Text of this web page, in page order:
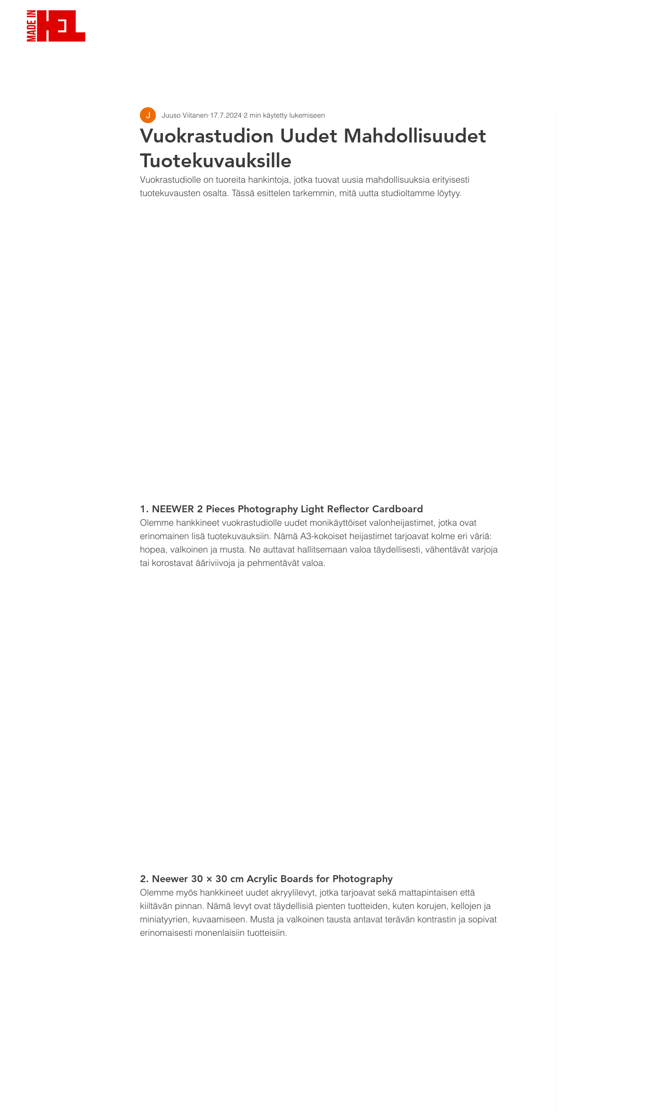
Vuokrastudion Uudet Mahdollisuudet
Tuotekuvauksille
Juuso Viitanen 17.7.2024 2 min käytetty lukemiseen
Vuokrastudiolle on tuoreita hankintoja, jotka tuovat uusia mahdollisuuksia erityisesti
tuotekuvausten osalta. Tässä esittelen tarkemmin, mitä uutta studioltamme löytyy.
1. NEEWER 2 Pieces Photography Light Reflector Cardboard
Olemme hankkineet vuokrastudiolle uudet monikäyttöiset valonheijastimet, jotka ovat
erinomainen lisä tuotekuvauksiin. Nämä A3-kokoiset heijastimet tarjoavat kolme eri väriä:
hopea, valkoinen ja musta. Ne auttavat hallitsemaan valoa täydellisesti, vähentävät varjoja
tai korostavat ääriviivoja ja pehmentävät valoa.
2. Neewer 30 × 30 cm Acrylic Boards for Photography
Olemme myös hankkineet uudet akryylilevyt, jotka tarjoavat sekä mattapintaisen että
kiiltävän pinnan. Nämä levyt ovat täydellisiä pienten tuotteiden, kuten korujen, kellojen ja
miniatyyrien, kuvaamiseen. Musta ja valkoinen tausta antavat terävän kontrastin ja sopivat
erinomaisesti monenlaisiin tuotteisiin.